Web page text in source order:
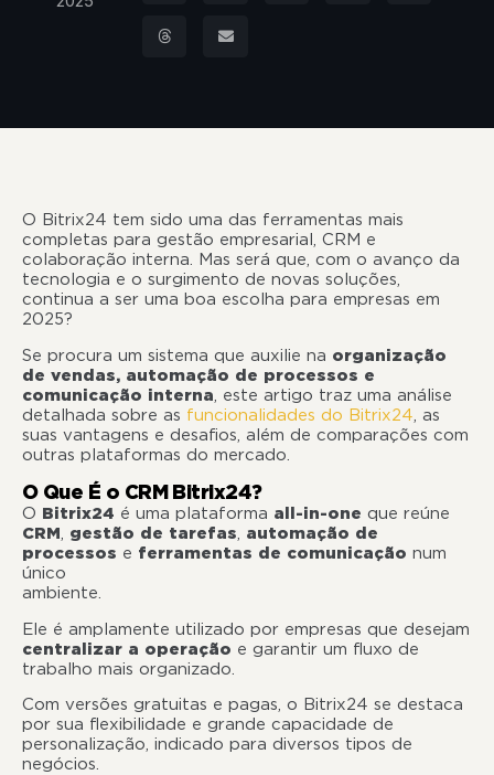
O Bitrix24 tem sido uma das ferramentas mais
completas para gestão empresarial, CRM e
colaboração interna. Mas será que, com o avanço da
tecnologia e o surgimento de novas soluções,
continua a ser uma boa escolha para empresas em
2025?
Se procura um sistema que auxilie na organização
de vendas, automação de processos e
comunicação interna, este artigo traz uma análise
detalhada sobre as funcionalidades do Bitrix24, as
suas vantagens e desafios, além de comparações com
outras plataformas do mercado.
O Que É o CRM Bitrix24?
O Bitrix24 é uma plataforma all-in-one que reúne
CRM, gestão de tarefas, automação de
processos e ferramentas de comunicação num
único
Ele é amplamente utilizado por empresas que desejam
centralizar a operação e garantir um fluxo de
trabalho mais organizado.
Com versões gratuitas e pagas, o Bitrix24 se destaca
por sua flexibilidade e grande capacidade de
personalização, indicado para diversos tipos de
negócios.